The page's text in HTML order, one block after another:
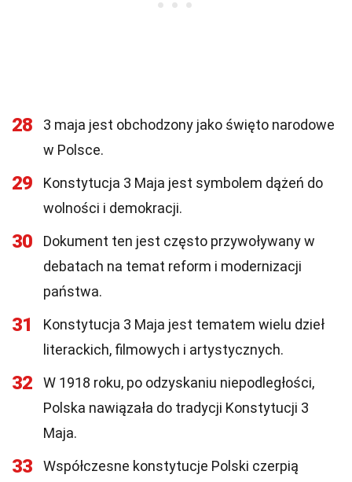
28
3 maja jest obchodzony jako święto narodowe
w Polsce.
29
Konstytucja 3 Maja jest symbolem dążeń do
wolności i demokracji.
30
Dokument ten jest często przywoływany w
debatach na temat reform i modernizacji
państwa.
31
Konstytucja 3 Maja jest tematem wielu dzieł
literackich, filmowych i artystycznych.
32
W 1918 roku, po odzyskaniu niepodległości,
Polska nawiązała do tradycji Konstytucji 3
Maja.
33
Współczesne konstytucje Polski czerpią